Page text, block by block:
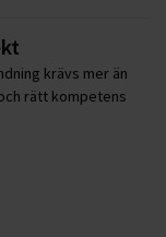
krävs mer än
rätt kompetens